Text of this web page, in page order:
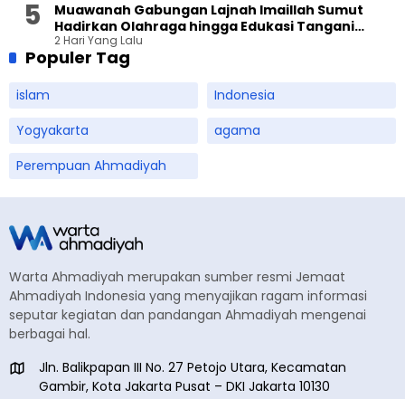
Muawanah Gabungan Lajnah Imaillah Sumut
Hadirkan Olahraga hingga Edukasi Tangani
Sampah
2 Hari Yang Lalu
Populer Tag
islam
Indonesia
Yogyakarta
agama
Perempuan Ahmadiyah
Warta Ahmadiyah merupakan sumber resmi Jemaat
Ahmadiyah Indonesia yang menyajikan ragam informasi
seputar kegiatan dan pandangan Ahmadiyah mengenai
berbagai hal.
Jln. Balikpapan III No. 27 Petojo Utara, Kecamatan
Gambir, Kota Jakarta Pusat – DKI Jakarta 10130